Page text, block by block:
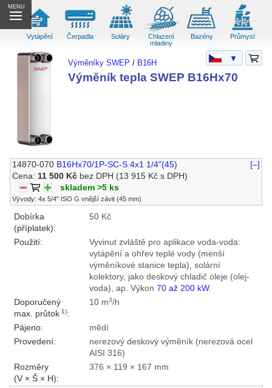
MENU
Vytápění Čerpadla Soláry
Chlazení
mladiny
Bazény Průmysl
Výměníky SWEP / B16H
Výměník tepla SWEP B16Hx70
14870-070 B16Hx70/1P-SC-S 4x1 1/4"(45)
[–]
Cena:11 500 Kč bez DPH (13 915 Kč s DPH)
skladem >5 ks
Vývody: 4x 5/4" ISO G vnější závit (45 mm)
Dobírka
(příplatek):
50 Kč
Použití:
Vyvinut zvláště pro aplikace voda-voda:
vytápění a ohřev teplé vody (menší
výměníkové stanice tepla), solární
kolektory, jako deskový chladič oleje (olej-
voda), ap. Výkon 70 až 200 kW.
Doporučený
max. průtok1):
10 m3/h
Pájeno:
mědí
Provedení:
nerezový deskový výměník (nerezová ocel
AISI 316)
Rozměry
(V × Š × H):
376 × 119 × 167 mm
▼